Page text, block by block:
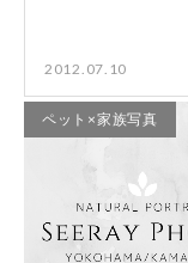
2012.07.10
ペット×家族写真